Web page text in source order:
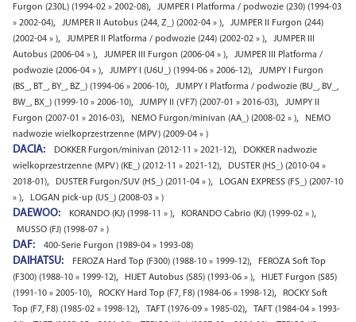
Furgon (230L) (1994-02 » 2002-08),
JUMPER I Platforma / podwozie (230) (1994-03
» 2002-04), JUMPER II Autobus (244, Z_) (2002-04 » ),
JUMPER II Furgon (244)
(2002-04 » ), JUMPER II Platforma / podwozie (244) (2002-02 » ),
JUMPER III
Autobus (2006-04 » ), JUMPER III Furgon (2006-04 » ),
JUMPER III Platforma /
podwozie (2006-04 » ), JUMPY I (U6U_) (1994-06 » 2006-12),
JUMPY I Furgon
(BS_, BT_, BY_, BZ_) (1994-06 » 2006-10),
JUMPY I Platforma / podwozie (BU_, BV_,
BW_, BX_) (1999-10 » 2006-10), JUMPY II (VF7) (2007-01 » 2016-03),
JUMPY II
Furgon (2007-01 » 2016-03), NEMO Furgon/minivan (AA_) (2008-02 » ),
NEMO
nadwozie wielkoprzestrzenne (MPV) (2009-04 » )
DACIA: DOKKER Furgon/minivan (2012-11 » 2021-12),
DOKKER nadwozie
wielkoprzestrzenne (MPV) (KE_) (2012-11 » 2021-12),
DUSTER (HS_) (2010-04 »
2018-01), DUSTER Furgon/SUV (HS_) (2011-04 » ),
LOGAN EXPRESS (FS_) (2007-10
» ), LOGAN pick-up (US_) (2008-03 » )
DAEWOO: KORANDO (KJ) (1998-11 » ), KORANDO Cabrio (KJ) (1999-02 » ),
MUSSO (FJ) (1998-07 » )
DAF: 400-Serie Furgon (1989-04 » 1993-08)
DAIHATSU: FEROZA Hard Top (F300) (1988-10 » 1999-12),
FEROZA Soft Top
(F300) (1988-10 » 1999-12), HIJET Autobus (S85) (1993-06 » ),
HIJET Furgon (S85)
(1991-10 » 2005-10), ROCKY Hard Top (F7, F8) (1984-06 » 1998-12),
ROCKY Soft
Top (F7, F8) (1985-02 » 1998-12), TAFT (1976-09 » 1985-02),
TAFT (1984-04 » 1993-